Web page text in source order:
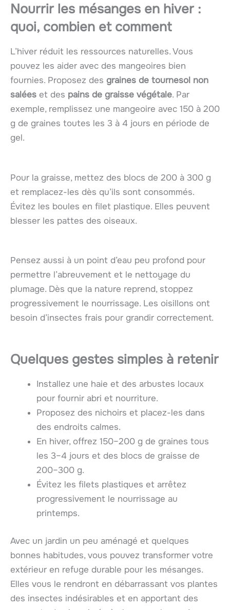
Nourrir les mésanges en hiver :
quoi, combien et comment
L’hiver réduit les ressources naturelles. Vous
pouvez les aider avec des mangeoires bien
fournies. Proposez des graines de tournesol non
salées et des pains de graisse végétale. Par
exemple, remplissez une mangeoire avec 150 à 200
g de graines toutes les 3 à 4 jours en période de
gel.
Pour la graisse, mettez des blocs de 200 à 300 g
et remplacez-les dès qu’ils sont consommés.
Évitez les boules en filet plastique. Elles peuvent
blesser les pattes des oiseaux.
Pensez aussi à un point d’eau peu profond pour
permettre l’abreuvement et le nettoyage du
plumage. Dès que la nature reprend, stoppez
progressivement le nourrissage. Les oisillons ont
besoin d’insectes frais pour grandir correctement.
Quelques gestes simples à retenir
Installez une haie et des arbustes locaux
pour fournir abri et nourriture.
Proposez des nichoirs et placez-les dans
des endroits calmes.
En hiver, offrez 150–200 g de graines tous
les 3–4 jours et des blocs de graisse de
200–300 g.
Évitez les filets plastiques et arrêtez
progressivement le nourrissage au
printemps.
Avec un jardin un peu aménagé et quelques
bonnes habitudes, vous pouvez transformer votre
extérieur en refuge durable pour les mésanges.
Elles vous le rendront en débarrassant vos plantes
des insectes indésirables et en apportant des